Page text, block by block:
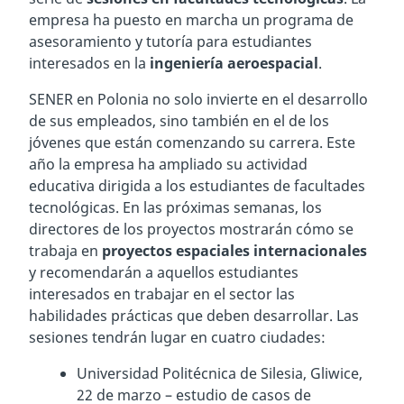
empresa ha puesto en marcha un programa de
asesoramiento y tutoría para estudiantes
interesados en la ingeniería aeroespacial.
SENER en Polonia no solo invierte en el desarrollo
de sus empleados, sino también en el de los
jóvenes que están comenzando su carrera. Este
año la empresa ha ampliado su actividad
educativa dirigida a los estudiantes de facultades
tecnológicas. En las próximas semanas, los
directores de los proyectos mostrarán cómo se
trabaja en proyectos espaciales internacionales
y recomendarán a aquellos estudiantes
interesados en trabajar en el sector las
habilidades prácticas que deben desarrollar. Las
sesiones tendrán lugar en cuatro ciudades:
Universidad Politécnica de Silesia, Gliwice,
22 de marzo – estudio de casos de